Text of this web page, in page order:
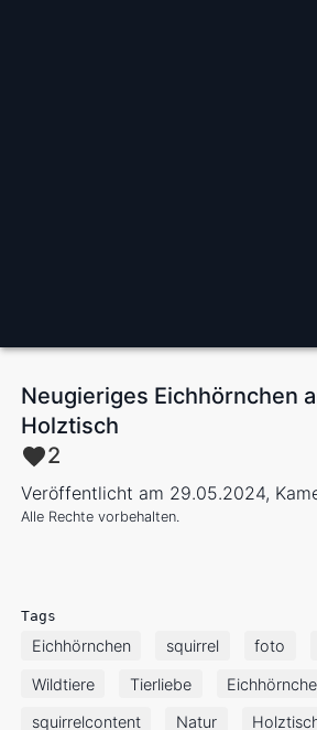
Neugieriges Eichhörnchen
Holztisch
2
Veröffentlicht am 29.05.2024,
Alle Rechte vorbehalten.
Tags
Eichhörnchen squirrel foto
Wildtiere Tierliebe
squirrelcontent Natur